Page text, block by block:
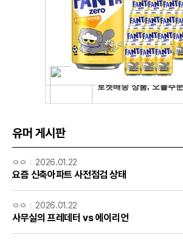
유머 게시판
ㅇㅇ 2026.01.22
요즘 신축아파트 사전점검 상태
ㅇㅇ 2026.01.22
사무실의 프레데터 vs 에이리언